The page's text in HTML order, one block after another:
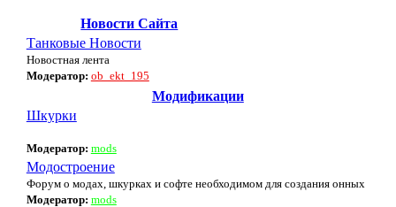
Новости Сайта
Танковые Новости
Новостная лента
Модератор: ob_ekt_195
Модификации
Шкурки
Модератор: mods
Модостроение
Форум о модах, шкурках и софте необходимом для создания онных
Модератор: mods